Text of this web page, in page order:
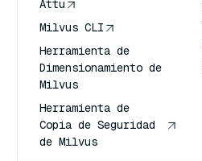
Attu
Milvus CLI
Herramienta de
Dimensionamiento de
Milvus
Herramienta de
Copia de Seguridad
de Milvus